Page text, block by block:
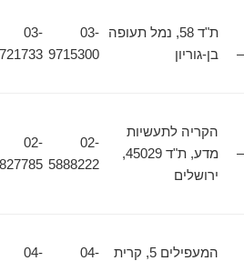
ת"ד 58, נמל תעופה
בן-גוריון
03-
9715300
9721733
הקריה לתעשיות
מדע, ת"ד 45029,
ירושלים
5888222
5827785
המעפילים 5, קרית
04-